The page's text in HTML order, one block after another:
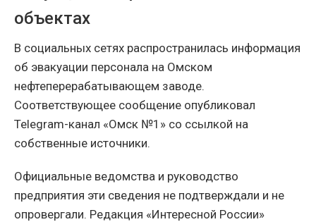
объектах
В социальных сетях распространилась информация
об эвакуации персонала на Омском
нефтеперерабатывающем заводе.
Соответствующее сообщение опубликовал
Telegram-канал «Омск №1» со ссылкой на
собственные источники.
Официальные ведомства и руководство
предприятия эти сведения не подтверждали и не
опровергали. Редакция «Интересной России»